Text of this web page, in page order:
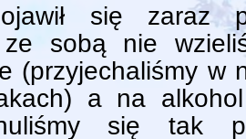
się zaraz
ze sobą nie
(przyjechaliśmy w
a na
się tak